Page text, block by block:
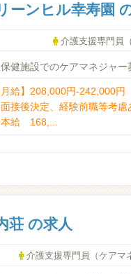
ーンヒル幸寿園
介護支援専門員
健施設でのケアマネジャー
月給】208,000円-242,000円
接後決定、経験前職等考慮
本給 168,...
荘 の求人
介護支援専門員（ケアマ